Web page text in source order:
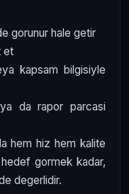
gorunur hale getir
et
kapsam bilgisiyle
da rapor parcasi
hem hiz hem kalite
gormek kadar,
degerlidir.